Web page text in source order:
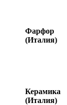
Фарфор
(Италия)
Керамика
(Италия)